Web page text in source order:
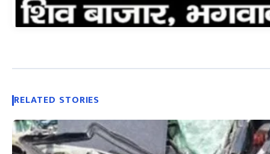
RELATED STORIES